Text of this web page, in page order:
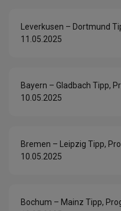
Leverkusen – Dortmund
11.05.2025
Bayern – Gladbach Tipp,
10.05.2025
Bremen – Leipzig Tipp,
10.05.2025
Bochum – Mainz Tipp,